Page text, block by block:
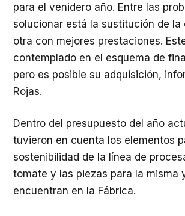
para el venidero año. Entre las
solucionar está la sustitución de la
otra con mejores prestaciones.
contemplado en el esquema de
pero es posible su adquisición,
Rojas.
Dentro del presupuesto del año
tuvieron en cuenta los elementos
sostenibilidad de la línea de
tomate y las piezas para la misma
encuentran en la Fábrica.